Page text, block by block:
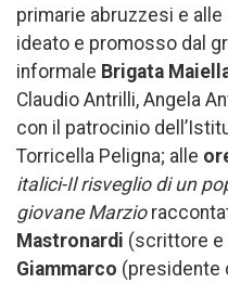
primarie abruzzesi e
ideato e promosso dal
informale Brigata
Claudio Antrilli, Angela
con il patrocinio
Torricella Peligna; alle
italici-Il risveglio di un
giovane Marzio
Mastronardi (scrittore
Giammarco (presidente